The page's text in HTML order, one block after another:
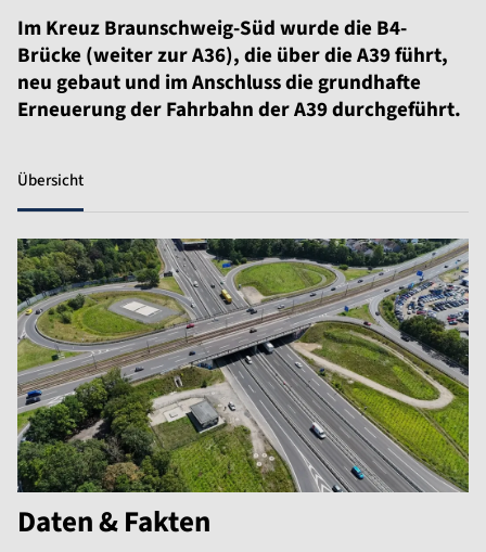
Im Kreuz Braunschweig-Süd wurde die B4-
Brücke (weiter zur A36), die über die A39 führt,
neu gebaut und im Anschluss die grundhafte
Erneuerung der Fahrbahn der A39 durchgeführt.
Übersicht
Daten & Fakten